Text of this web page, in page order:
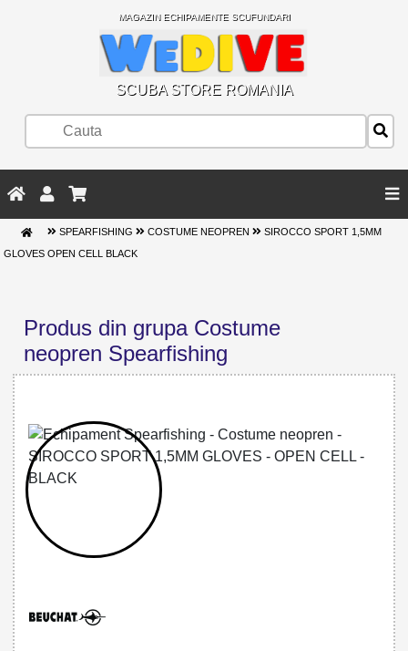
MAGAZIN ECHIPAMENTE SCUFUNDARI
SCUBA STORE ROMANIA
SPEARFISHING COSTUME NEOPREN SIROCCO SPORT 1,5MM
GLOVES OPEN CELL BLACK
Produs din grupa Costume
neopren Spearfishing
32785521512 - SIROCCO SPORT 1,5MM